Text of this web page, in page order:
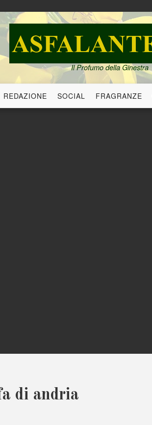
Il Profumo della Ginestra
REDAZIONE SOCIAL FRAGRANZE
di andria